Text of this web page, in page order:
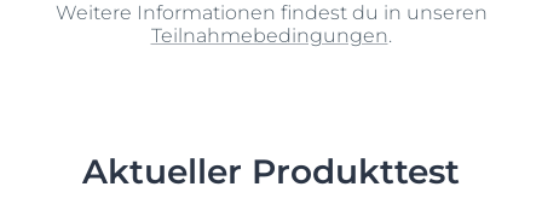
Weitere Informationen findest du in unseren
Teilnahmebedingungen.
Aktueller Produkttest